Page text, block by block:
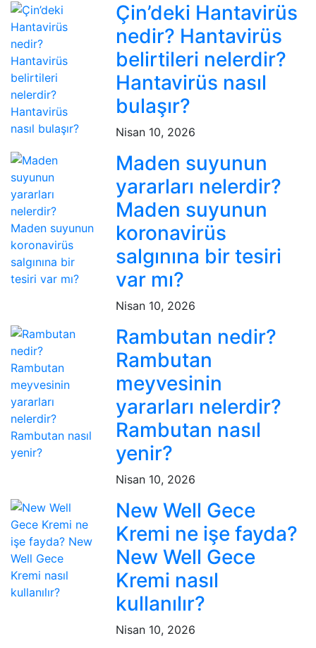
Çin’deki Hantavirüs
nedir? Hantavirüs
belirtileri nelerdir?
Hantavirüs nasıl
bulaşır?
Nisan 10, 2026
Maden suyunun
yararları nelerdir?
Maden suyunun
koronavirüs
salgınına bir tesiri
var mı?
Nisan 10, 2026
Rambutan nedir?
Rambutan
meyvesinin
yararları nelerdir?
Rambutan nasıl
yenir?
Nisan 10, 2026
New Well Gece
Kremi ne işe fayda?
New Well Gece
Kremi nasıl
kullanılır?
Nisan 10, 2026